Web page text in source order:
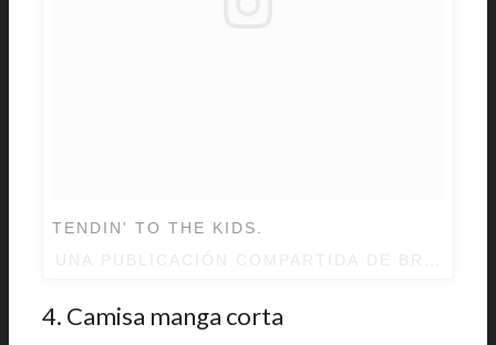
TENDIN' TO THE KIDS.
4. Camisa manga corta